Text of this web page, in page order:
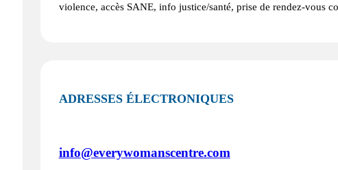
violence, accès SANE, info justice/santé, prise de rendez-vous
ADRESSES ÉLECTRONIQUES
info@everywomanscentre.com